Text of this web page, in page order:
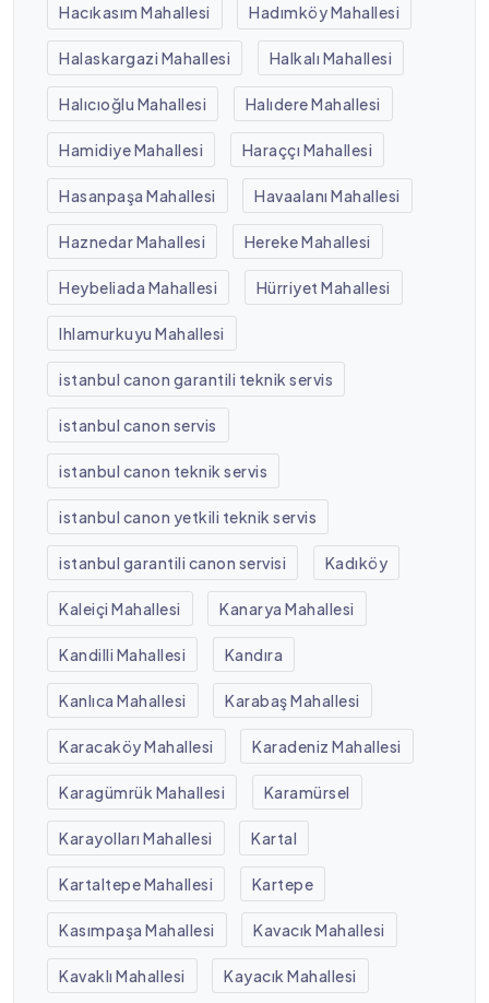
Hacıkasım Mahallesi Hadımköy Mahallesi
Halaskargazi Mahallesi Halkalı Mahallesi
Halıcıoğlu Mahallesi Halıdere Mahallesi
Hamidiye Mahallesi Haraççı Mahallesi
Hasanpaşa Mahallesi Havaalanı Mahallesi
Haznedar Mahallesi Hereke Mahallesi
Heybeliada Mahallesi Hürriyet Mahallesi
Ihlamurkuyu Mahallesi
istanbul canon garantili teknik servis
istanbul canon servis
istanbul canon teknik servis
istanbul canon yetkili teknik servis
istanbul garantili canon servisi Kadıköy
Kaleiçi Mahallesi Kanarya Mahallesi
Kandilli Mahallesi Kandıra
Kanlıca Mahallesi Karabaş Mahallesi
Karacaköy Mahallesi Karadeniz Mahallesi
Karagümrük Mahallesi Karamürsel
Karayolları Mahallesi Kartal
Kartaltepe Mahallesi Kartepe
Kasımpaşa Mahallesi Kavacık Mahallesi
Kavaklı Mahallesi Kayacık Mahallesi